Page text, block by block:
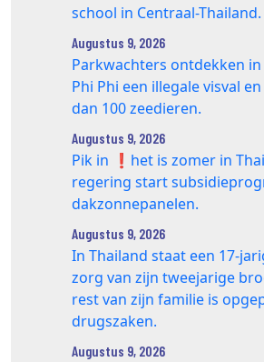
school in Centraal-Thailand.
Augustus 9, 2026
Parkwachters ontdekken
Phi Phi een illegale visval
dan 100 zeedieren.
Augustus 9, 2026
Pik in ❗️het is zomer in
regering start
dakzonnepanelen.
Augustus 9, 2026
In Thailand staat een
zorg van zijn tweejarige
rest van zijn familie is
drugszaken.
Augustus 9, 2026